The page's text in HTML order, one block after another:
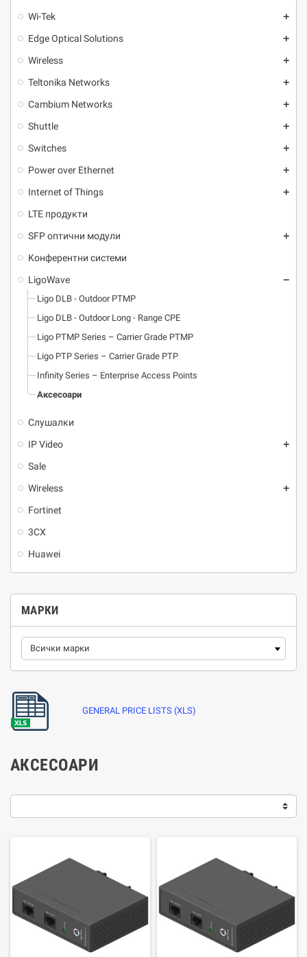
Wi-Tek add
Edge Optical Solutions add
Wireless add
Teltonika Networks add
Cambium Networks add
Shuttle add
Switches add
Power over Ethernet add
Internet of Things add
LTE продукти
SFP оптични модули
add
Kонферентни системи
LigoWave
remove
Ligo DLB - Outdoor PTMP
Ligo DLB - Outdoor Long - Range CPE
Ligo PTMP Series – Carrier Grade PTMP
Ligo PTP Series – Carrier Grade PTP
Infinity Series – Enterprise Access Points
Аксесоари
Слушалки
IP Video
add
Sale
Wireless
add
Fortinet
3CX
Huawei
МАРКИ
GENERAL PRICE LISTS (XLS)
АКСЕСОАРИ